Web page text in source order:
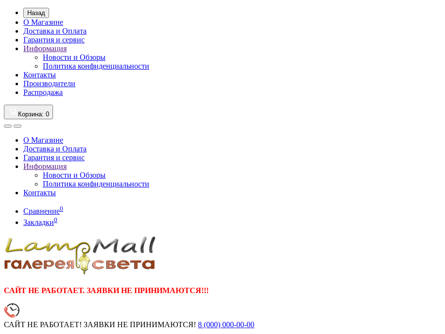
Назад
О Магазине
Доставка и Оплата
Гарантия и сервис
Информация
Новости и Обзоры
Политика конфиденциальности
Контакты
Производители
Распродажа
Корзина: 0
О Магазине
Доставка и Оплата
Гарантия и сервис
Информация
Новости и Обзоры
Политика конфиденциальности
Контакты
Сравнение0
Закладки0
САЙТ НЕ РАБОТАЕТ. ЗАЯВКИ НЕ ПРИНИМАЮТСЯ!!!
САЙТ НЕ РАБОТАЕТ! ЗАЯВКИ НЕ ПРИНИМАЮТСЯ! 8 (000) 000-00-00